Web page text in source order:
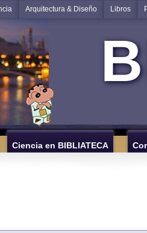
Arquitectura & Diseño Libros
Ciencia en BIBLIATECA